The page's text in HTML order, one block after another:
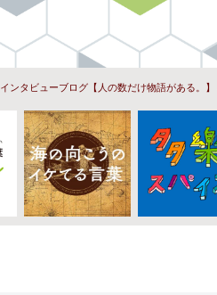
インタビューブログ【人の数だけ物語がある。】